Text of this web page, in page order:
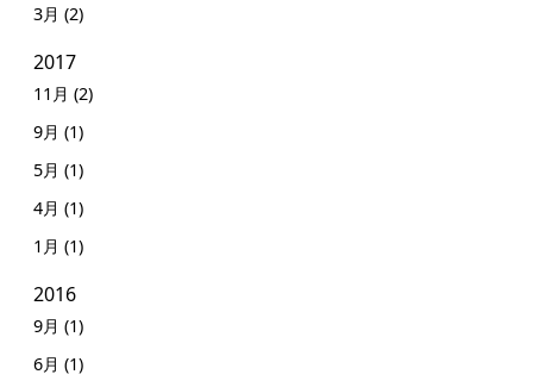
3月 (2)
2017
11月 (2)
9月 (1)
5月 (1)
4月 (1)
1月 (1)
2016
9月 (1)
6月 (1)